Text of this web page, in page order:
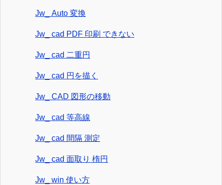
Jw_ Auto 変換
Jw_ cad PDF 印刷 できない
Jw_ cad 二重円
Jw_ cad 円を描く
Jw_ CAD 図形の移動
Jw_ cad 等高線
Jw_ cad 間隔 測定
Jw_ cad 面取り 楕円
Jw_ win 使い方